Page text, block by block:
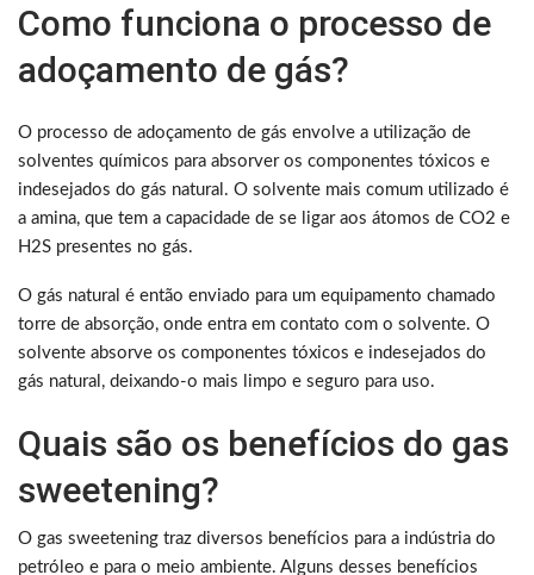
Como funciona o processo de
adoçamento de gás?
O processo de adoçamento de gás envolve a utilização de
solventes químicos para absorver os componentes tóxicos e
indesejados do gás natural. O solvente mais comum utilizado é
a amina, que tem a capacidade de se ligar aos átomos de CO2 e
H2S presentes no gás.
O gás natural é então enviado para um equipamento chamado
torre de absorção, onde entra em contato com o solvente. O
solvente absorve os componentes tóxicos e indesejados do
gás natural, deixando-o mais limpo e seguro para uso.
Quais são os benefícios do gas
sweetening?
O gas sweetening traz diversos benefícios para a indústria do
petróleo e para o meio ambiente. Alguns desses benefícios